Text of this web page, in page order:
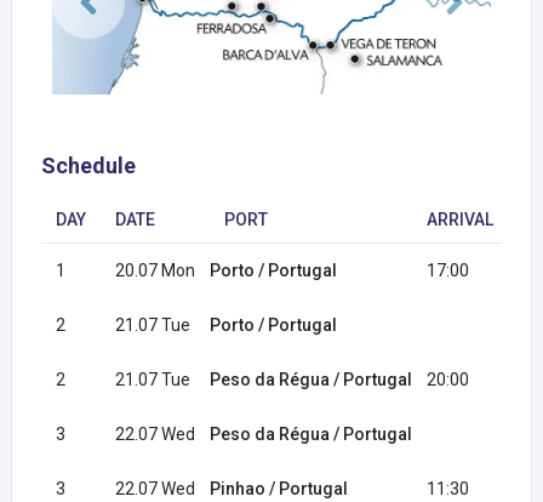
Schedule
DAY DATE PORT ARRIVAL
1 20.07 Mon Porto / Portugal 17:00
2 21.07 Tue Porto / Portugal
2 21.07 Tue Peso da Régua / Portugal 20:00
3 22.07 Wed Peso da Régua / Portugal
3 22.07 Wed Pinhao / Portugal 11:30